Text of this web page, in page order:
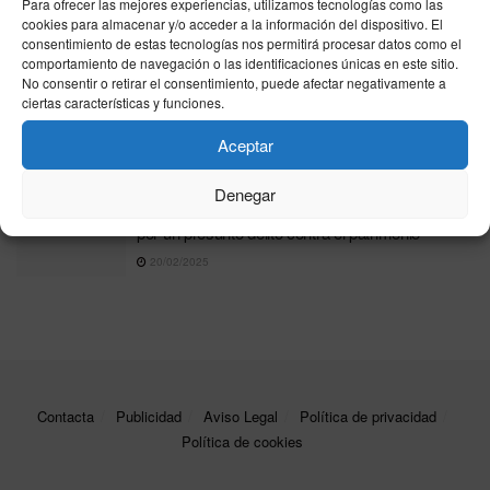
Para ofrecer las mejores experiencias, utilizamos tecnologías como las
cookies para almacenar y/o acceder a la información del dispositivo. El
consentimiento de estas tecnologías nos permitirá procesar datos como el
comportamiento de navegación o las identificaciones únicas en este sitio.
No consentir o retirar el consentimiento, puede afectar negativamente a
ciertas características y funciones.
Aceptar
Denegar
y negociaciones con el Gobierno
La policía rumana arresta al candidato pro-
Kremlin Georgescu tras hallar un millón de euros
y armas en casa de su escolta
26/02/2025
Detienen y encarcelan a la actriz Mónica Cervera
por un presunto delito contra el patrimonio
20/02/2025
Contacta Publicidad Aviso Legal
Política de privacidad
Política de cookies